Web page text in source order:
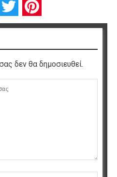
FacebookTwitter
δεν θα δημοσιευθεί.